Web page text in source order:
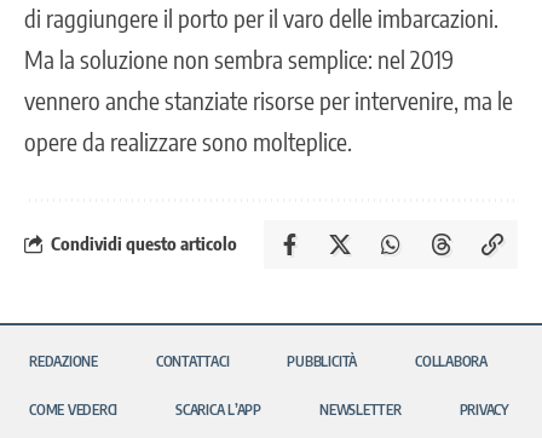
di raggiungere il porto per il varo delle imbarcazioni.
Ma la soluzione non sembra semplice: nel 2019
vennero anche stanziate risorse per intervenire, ma le
opere da realizzare sono molteplice.
Condividi questo articolo
REDAZIONE CONTATTACI PUBBLICITÀ COLLABORA
COME VEDERCI SCARICA L’APP NEWSLETTER PRIVACY